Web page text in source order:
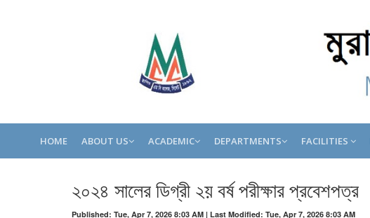
HOME ABOUT US ACADEMIC DEPARTMENTS FACILITIES
২০২৪ সালের ডিগ্রী ২য় বর্ষ পরীক্ষার প্রবেশপত্র
Published: Tue, Apr 7, 2026 8:03 AM | Last Modified: Tue, Apr 7, 2026 8:03 AM